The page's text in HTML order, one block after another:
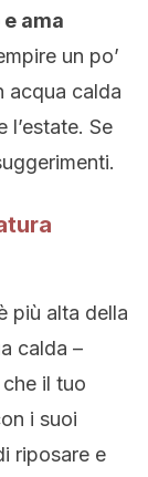
ama
un po’
acqua calda
Se
più alta della
calda –
il tuo
i suoi
riposare e